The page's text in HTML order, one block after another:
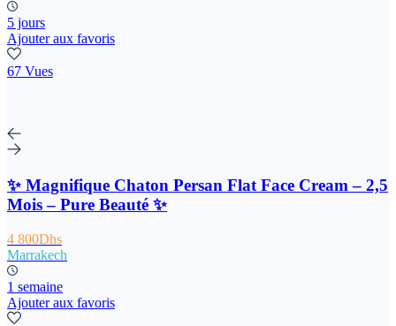
5 jours
Ajouter aux favoris
67 Vues
✨ Magnifique Chaton Persan Flat Face Cream – 2,5
Mois – Pure Beauté ✨
4 800Dhs
Marrakech
1 semaine
Ajouter aux favoris